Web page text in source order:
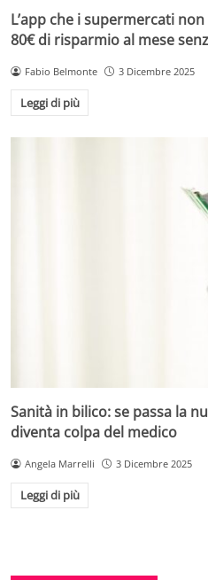
L’app che i supermercati
80€ di risparmio al mese
Fabio Belmonte 3 Dicembre 2025
Leggi di più
Sanità in bilico: se passa la
diventa colpa del medico
Angela Marrelli 3 Dicembre 2025
Leggi di più